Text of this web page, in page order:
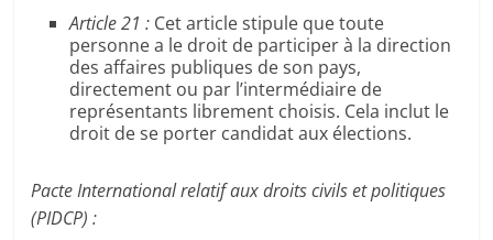
Article 21 : Cet article stipule que toute
personne a le droit de participer à la direction
des affaires publiques de son pays,
directement ou par l’intermédiaire de
représentants librement choisis. Cela inclut le
droit de se porter candidat aux élections.
Pacte International relatif aux droits civils et politiques
(PIDCP) :